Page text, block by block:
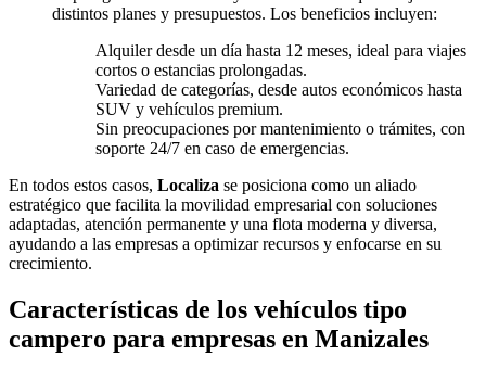
distintos planes y presupuestos. Los beneficios incluyen:
Alquiler desde un día hasta 12 meses, ideal para viajes
cortos o estancias prolongadas.
Variedad de categorías, desde autos económicos hasta
SUV y vehículos premium.
Sin preocupaciones por mantenimiento o trámites, con
soporte 24/7 en caso de emergencias.
En todos estos casos, Localiza se posiciona como un aliado
estratégico que facilita la movilidad empresarial con soluciones
adaptadas, atención permanente y una flota moderna y diversa,
ayudando a las empresas a optimizar recursos y enfocarse en su
crecimiento.
Características de los vehículos tipo
campero para empresas en Manizales